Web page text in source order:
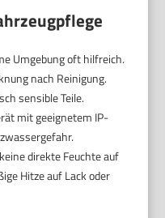
Umgebung oft hilfreich.
nach Reinigung.
sensible Teile.
mit geeignetem IP-
direkte Feuchte auf
Hitze auf Lack oder